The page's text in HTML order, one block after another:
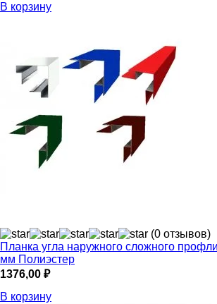
В корзину
(0 отзывов)
Планка угла наружного сложного
мм Полиэстер
1376,00 ₽
В корзину